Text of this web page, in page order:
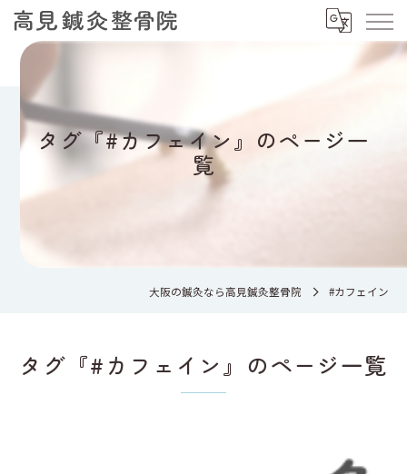
タグ『#カフェイン』のページ一
覧
大阪の鍼灸なら高見鍼灸整骨院 #カフェイン
タグ『#カフェイン』のページ一覧